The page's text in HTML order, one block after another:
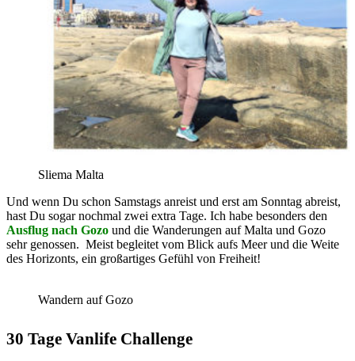
Sliema Malta
Und wenn Du schon Samstags anreist und erst am Sonntag abreist,
hast Du sogar nochmal zwei extra Tage. Ich habe besonders den
Ausflug nach Gozo und die Wanderungen auf Malta und Gozo
sehr genossen. Meist begleitet vom Blick aufs Meer und die Weite
des Horizonts, ein großartiges Gefühl von Freiheit!
Wandern auf Gozo
30 Tage Vanlife Challenge